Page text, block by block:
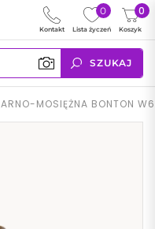
SZUKAJ
0
Koszyk
0
Lista życzeń
Kontakt
MOSIĘŻNA BONTON W6